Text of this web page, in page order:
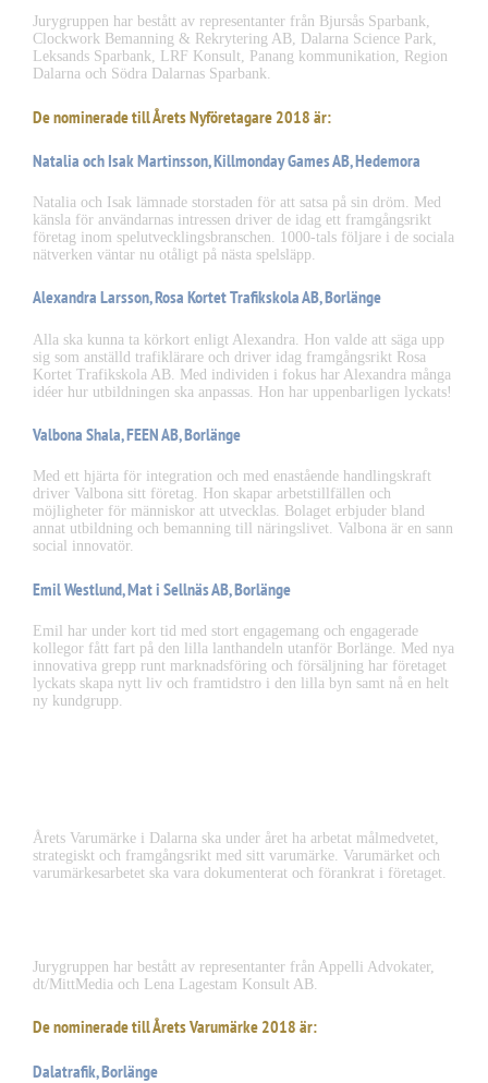
Jurygruppen har bestått av representanter från Bjursås Sparbank,
Clockwork Bemanning & Rekrytering AB, Dalarna Science Park,
Leksands Sparbank, LRF Konsult, Panang kommunikation, Region
Dalarna och Södra Dalarnas Sparbank.
De nominerade till Årets Nyföretagare 2018 är:
Natalia och Isak Martinsson, Killmonday Games AB, Hedemora
Natalia och Isak lämnade storstaden för att satsa på sin dröm. Med
känsla för användarnas intressen driver de idag ett framgångsrikt
företag inom spelutvecklingsbranschen. 1000-tals följare i de sociala
nätverken väntar nu otåligt på nästa spelsläpp.
Alexandra Larsson, Rosa Kortet Trafikskola AB, Borlänge
Alla ska kunna ta körkort enligt Alexandra. Hon valde att säga upp
sig som anställd trafiklärare och driver idag framgångsrikt Rosa
Kortet Trafikskola AB. Med individen i fokus har Alexandra många
idéer hur utbildningen ska anpassas. Hon har uppenbarligen lyckats!
Valbona Shala, FEEN AB, Borlänge
Med ett hjärta för integration och med enastående handlingskraft
driver Valbona sitt företag. Hon skapar arbetstillfällen och
möjligheter för människor att utvecklas. Bolaget erbjuder bland
annat utbildning och bemanning till näringslivet. Valbona är en sann
social innovatör.
Emil Westlund, Mat i Sellnäs AB, Borlänge
Emil har under kort tid med stort engagemang och engagerade
kollegor fått fart på den lilla lanthandeln utanför Borlänge. Med nya
innovativa grepp runt marknadsföring och försäljning har företaget
lyckats skapa nytt liv och framtidstro i den lilla byn samt nå en helt
ny kundgrupp.
Årets Varumärke i Dalarna ska under året ha arbetat målmedvetet,
strategiskt och framgångsrikt med sitt varumärke. Varumärket och
varumärkesarbetet ska vara dokumenterat och förankrat i företaget.
Jurygruppen har bestått av representanter från Appelli Advokater,
dt/MittMedia och Lena Lagestam Konsult AB.
De nominerade till Årets Varumärke 2018 är:
Dalatrafik, Borlänge